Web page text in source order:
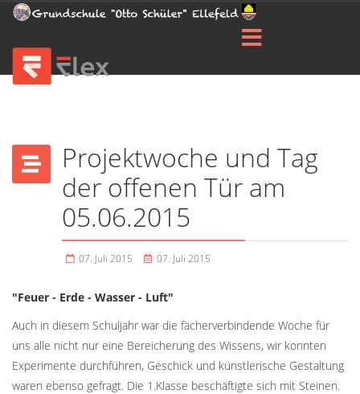
Projektwoche und Tag
der offenen Tür am
05.06.2015
07. Juli 2015 07. Juli 2015
"Feuer - Erde - Wasser - Luft"
Auch in diesem Schuljahr war die fächerverbindende Woche für
uns alle nicht nur eine Bereicherung des Wissens, wir konnten
Experimente durchführen, Geschick und künstlerische Gestaltung
waren ebenso gefragt. Die 1.Klasse beschäftigte sich mit Steinen.